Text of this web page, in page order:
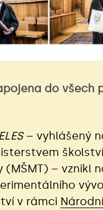
do všech
– vyhlášený
(MŠMT) – vznikl
v rámci